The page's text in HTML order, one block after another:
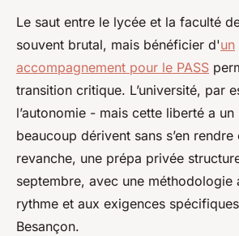
Le saut entre le lycée et la faculté
souvent brutal, mais bénéficier d'un
accompagnement pour le PASS
transition critique. L’université, par
l’autonomie - mais cette liberté a
beaucoup dérivent sans s’en
revanche, une prépa privée
septembre, avec une méthodologie
rythme et aux exigences
Besançon.